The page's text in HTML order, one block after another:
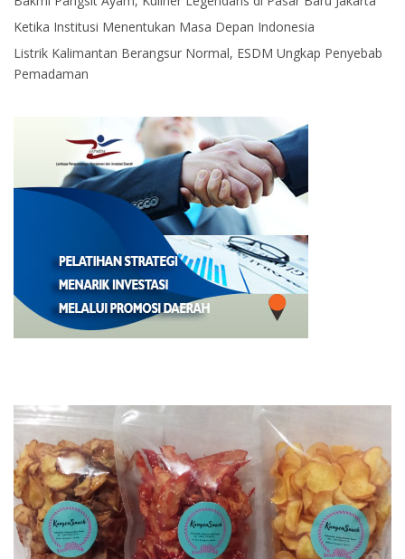
Ketika Institusi Menentukan Masa Depan Indonesia
Listrik Kalimantan Berangsur Normal, ESDM Ungkap Penyebab
Pemadaman